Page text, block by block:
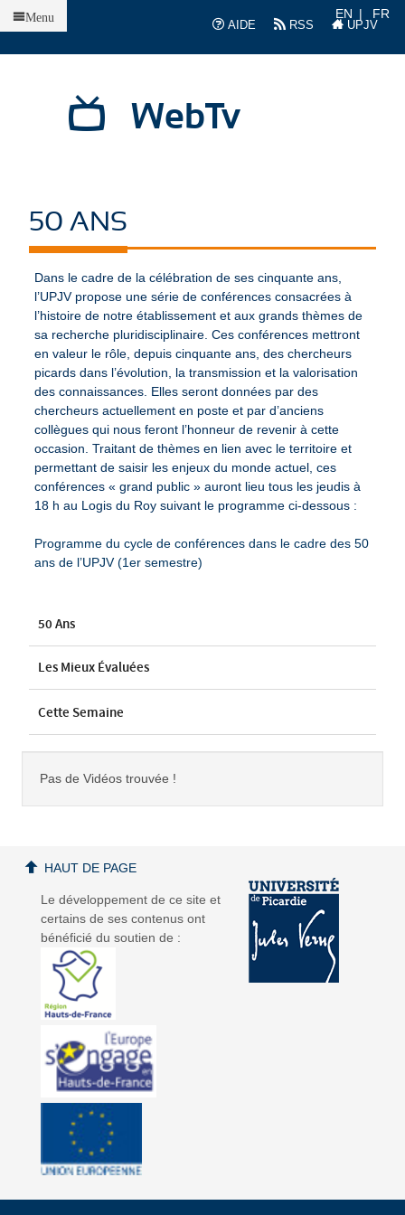
AIDE
RSS UPJV
EN FR
WebTv
Menu
50 ANS
Dans le cadre de la célébration de ses cinquante ans,
l’UPJV propose une série de conférences consacrées à
l’histoire de notre établissement et aux grands thèmes de
sa recherche pluridisciplinaire. Ces conférences mettront
en valeur le rôle, depuis cinquante ans, des chercheurs
picards dans l’évolution, la transmission et la valorisation
des connaissances. Elles seront données par des
chercheurs actuellement en poste et par d’anciens
collègues qui nous feront l’honneur de revenir à cette
occasion. Traitant de thèmes en lien avec le territoire et
permettant de saisir les enjeux du monde actuel, ces
conférences « grand public » auront lieu tous les jeudis à
18 h au Logis du Roy suivant le programme ci-dessous :
Programme du cycle de conférences dans le cadre des 50
ans de l’UPJV (1er semestre)
50 Ans
Les Mieux Évaluées
Cette Semaine
Pas de Vidéos trouvée !
Le développement de ce site et
certains de ses contenus ont
bénéficié du soutien de :
HAUT DE PAGE